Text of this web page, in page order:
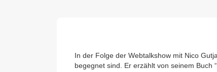
In der Folge der Webtalkshow mit Nico
begegnet sind. Er erzählt von seinem Buch